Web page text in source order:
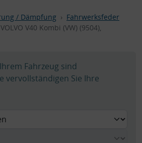
/ Dämpfung
Fahrwerksfeder
V40 Kombi (VW) (9504),
Fahrzeug sind
vervollständigen Sie Ihre